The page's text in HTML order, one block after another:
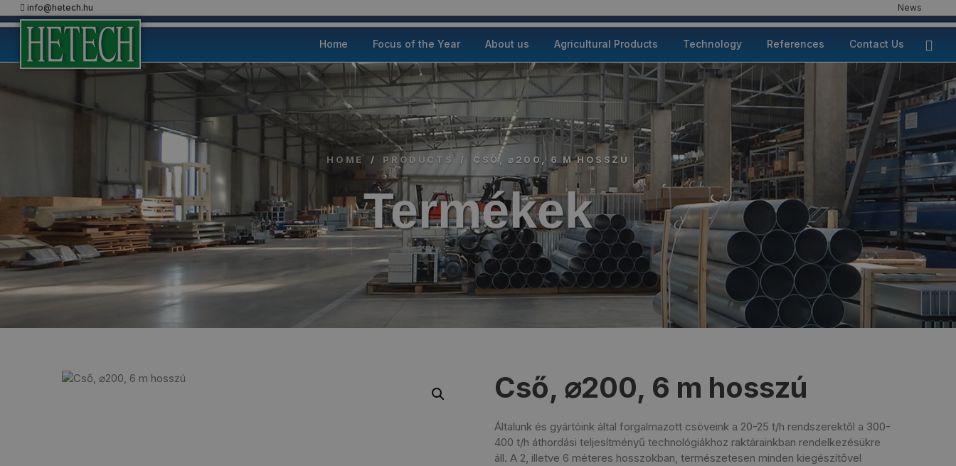
info@hetech.hu News
Home Focus of the Year About us Agricultural Products Technology References Contact Us
HOME / PRODUCTS / CSŐ, ⌀200, 6 M HOSSZÚ
Termékek
Cső, ⌀200, 6 m hosszú
Általunk és gyártóink által forgalmazott csöveink a 20-25 t/h rendszerektől a 300-
400 t/h áthordási teljesítményű technológiákhoz raktárainkban rendelkezésükre
áll. A 2, illetve 6 méteres hosszokban, természetesen minden kiegészítővel